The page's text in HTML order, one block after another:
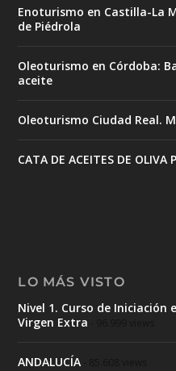
Enoturismo en Castilla-La
de Piédrola
Oleoturismo en Córdoba:
aceite
Oleoturismo Ciudad Real.
CATA DE ACEITES DE OLIVA
LO MÁS VISTO
Nivel 1. Curso de Iniciación
Virgen Extra
ANDALUCÍA